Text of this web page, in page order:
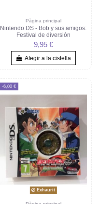
Pàgina principal
Nintendo DS - Bob y sus amigos:
Festival de diversión
9,95 €
Afegir a la cistella
-6,00 €
Exhaurit